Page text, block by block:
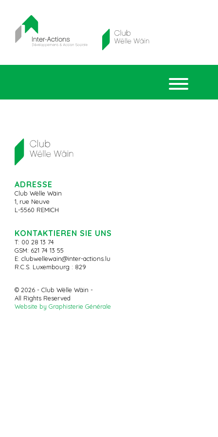
ADRESSE
Club Wëlle Wäin
1, rue Neuve
L-5560 REMICH
KONTAKTIEREN SIE UNS
T: 00 28 13 74
GSM: 621 74 13 55
E: clubwellewain@inter-actions.lu
R.C.S. Luxembourg : 829
© 2026 - Club Wëlle Wäin -
All Rights Reserved
Website by Graphisterie Générale